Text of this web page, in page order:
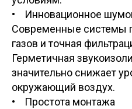
• Инновационное
Современные системы
газов и точная
Герметичная
значительно снижает
окружающий воздух.
• Простота монтажа